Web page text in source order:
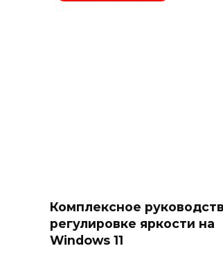
Комплексное
регулировке яркости на
Windows 11